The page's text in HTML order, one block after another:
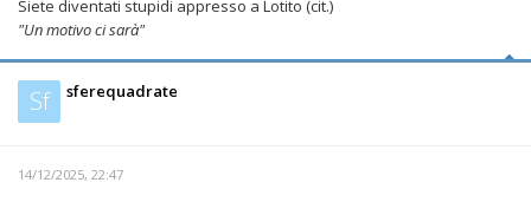
Siete diventati stupidi appresso a Lotito (cit.)
"Un motivo ci sarà"
Sf sferequadrate
14/12/2025, 22:47